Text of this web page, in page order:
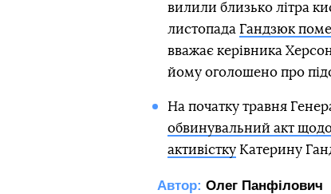
вилили близько літра
листопада Гандзюк
вважає керівника
йому оголошено про
На початку травня
обвинувальний акт
активісткуКатерину
Автор: Олег Панфілович